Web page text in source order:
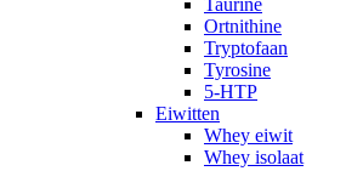
Taurine
Ortnithine
Tryptofaan
Tyrosine
5-HTP
Eiwitten
Whey eiwit
Whey isolaat